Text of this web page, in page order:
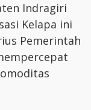
Indragiri
Kelapa ini
Pemerintah